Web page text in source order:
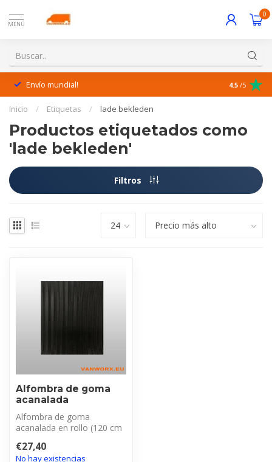
MENÚ
0
Envío mundial! ¡Excelente
4.5 /5
Inicio / Etiquetas / lade bekleden
Productos etiquetados como
'lade bekleden'
Filtros
Alfombra de goma
acanalada
Alfombra de goma
acanalada en rollo (120 cm
para remo...
€27,40
No hay existencias